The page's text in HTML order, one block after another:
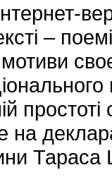
–
на
Тараса